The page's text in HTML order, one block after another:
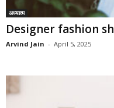
अध्यात्म
Designer fashion
Arvind Jain - April 5, 2025